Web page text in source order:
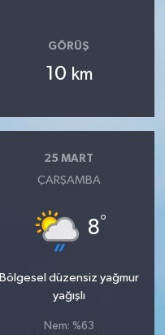
GÖRÜŞ
10 km
25 MART
ÇARŞAMBA
8°
Bölgesel düzensiz yağmur
yağışlı
Nem: %63